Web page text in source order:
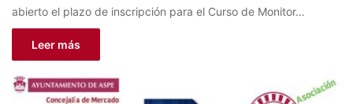
abierto el plazo de inscripción para el Curso de Monitor…
Leer más